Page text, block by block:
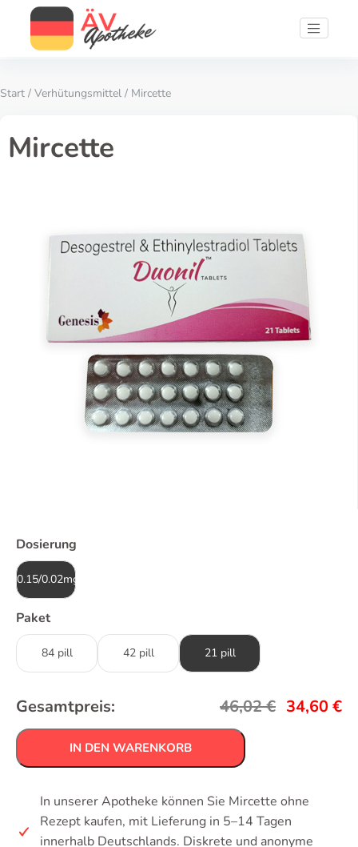
Start / Verhütungsmittel / Mircette
Mircette
Dosierung
0.15/0.02mg
Paket
84 pill 42 pill 21 pill
Gesamtpreis: 46,02€ 34,60€
IN DEN WARENKORB
In unserer Apotheke können Sie Mircette ohne
Rezept kaufen, mit Lieferung in 5–14 Tagen
innerhalb Deutschlands. Diskrete und anonyme